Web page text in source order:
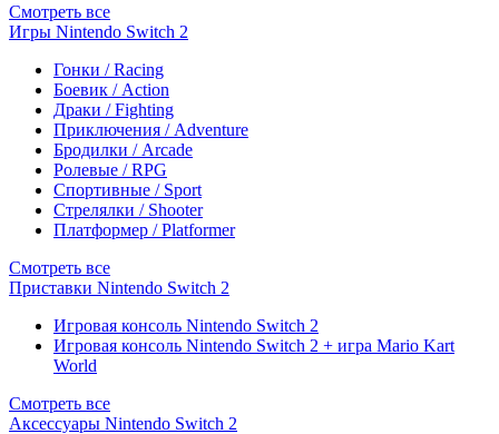
Смотреть все
Игры Nintendo Switch 2
Гонки / Racing
Боевик / Action
Драки / Fighting
Приключения / Adventure
Бродилки / Arcade
Ролевые / RPG
Спортивные / Sport
Стрелялки / Shooter
Платформер / Platformer
Смотреть все
Приставки Nintendo Switch 2
Игровая консоль Nintendo Switch 2
Игровая консоль Nintendo Switch 2 + игра Mario Kart
World
Смотреть все
Аксессуары Nintendo Switch 2